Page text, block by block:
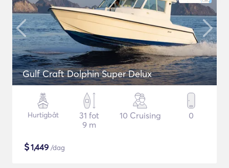
Gulf Craft Dolphin Super Delux
Hurtigbåt
31 fot
9 m
10 Cruising 0
$1,449 /dag